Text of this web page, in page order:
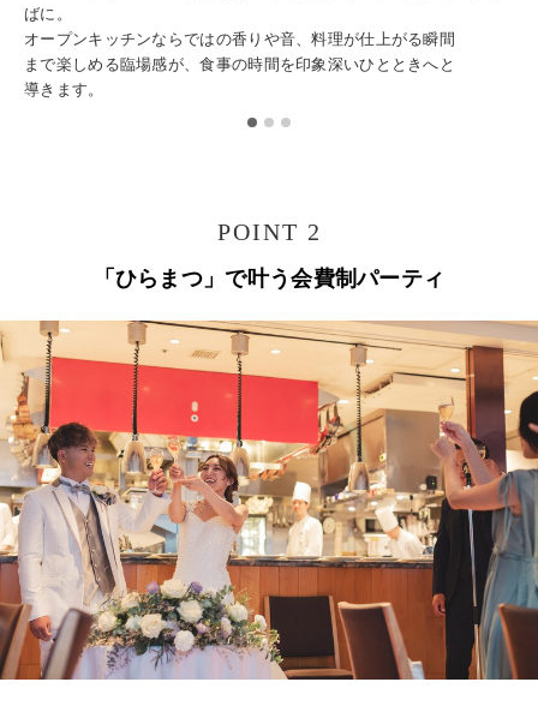
ばに。
オープンキッチンならではの香りや音、料理が仕上がる瞬間
まで楽しめる臨場感が、食事の時間を印象深いひとときへと
導きます。
POINT 2
「ひらまつ」で叶う会費制パーティ